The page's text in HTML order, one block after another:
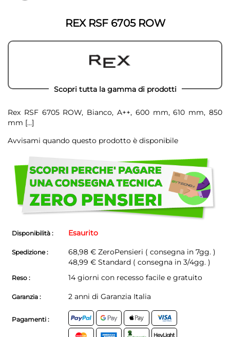
REX RSF 6705 ROW
Scopri tutta la gamma di prodotti
Rex RSF 6705 ROW, Bianco, A++, 600 mm, 610 mm, 850
mm [...]
Avvisami quando questo prodotto è disponibile
Scegli
di
non
avere
problemi!
Disponibilità : Esaurito
Spedizione : 68,98 € ZeroPensieri ( consegna in 7gg. )
48,99 € Standard ( consegna in 3/4gg. )
Reso : 14 giorni con recesso facile e gratuito
Garanzia : 2 anni di Garanzia Italia
Pagamenti :